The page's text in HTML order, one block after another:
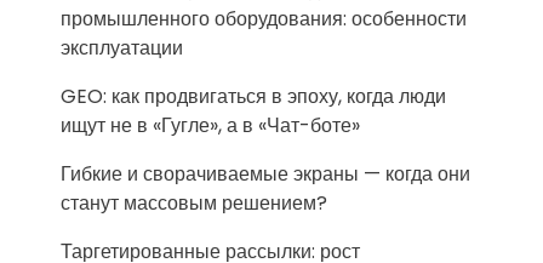
промышленного оборудования: особенности
эксплуатации
GEO: как продвигаться в эпоху, когда люди
ищут не в «Гугле», а в «Чат-боте»
Гибкие и сворачиваемые экраны — когда они
станут массовым решением?
Таргетированные рассылки: рост